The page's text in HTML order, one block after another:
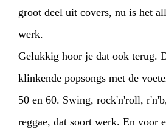
groot deel uit covers, nu is het
werk.
Gelukkig hoor je dat ook terug.
klinkende popsongs met de
50 en 60. Swing, rock'n'roll,
reggae, dat soort werk. En voor